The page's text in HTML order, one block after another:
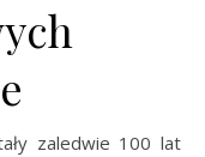
zaledwie 100 lat